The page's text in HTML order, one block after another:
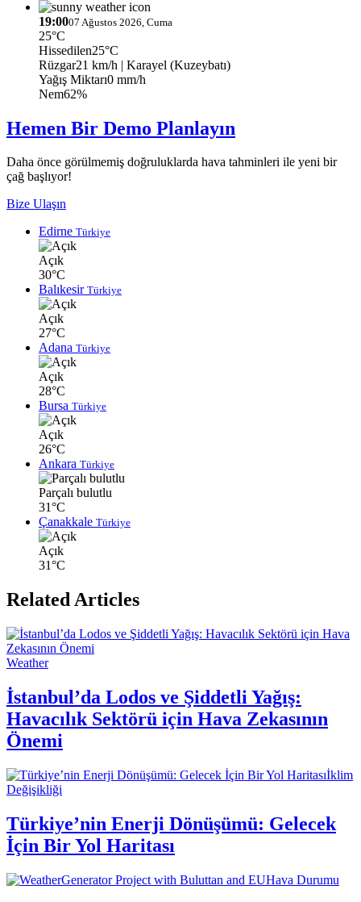
19:0007 Ağustos 2026, Cuma
25°C
Hissedilen25°C
Rüzgar21 km/h | Karayel (Kuzeybatı)
Yağış Miktarı0 mm/h
Nem62%
Hemen Bir Demo Planlayın
Daha önce görülmemiş doğruluklarda hava tahminleri ile yeni bir
çağ başlıyor!
Bize Ulaşın
Edirne Türkiye
Açık
30°C
Balıkesir Türkiye
Açık
27°C
Adana Türkiye
Açık
28°C
Bursa Türkiye
Açık
26°C
Ankara Türkiye
Parçalı bulutlu
31°C
Çanakkale Türkiye
Açık
31°C
Related Articles
Weather
İstanbul’da Lodos ve Şiddetli Yağış:
Havacılık Sektörü için Hava Zekasının
Önemi
İklim
Değişikliği
Türkiye’nin Enerji Dönüşümü: Gelecek
İçin Bir Yol Haritası
Hava Durumu